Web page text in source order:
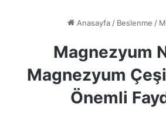
Anasayfa/ Beslenme /
Magnezyum
Magnezyum
Önemli